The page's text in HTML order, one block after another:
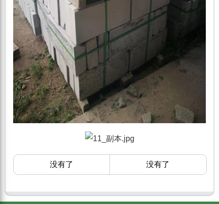
没有了 没有了